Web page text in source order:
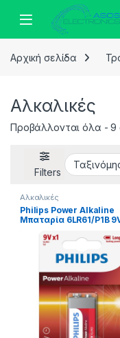
Skip to navigation
Skip to content
Αρχική σελίδα
Αλκαλικές
Προβάλλονται όλα -
Filters
Αλκαλικές
Philips Power Alkaline
Μπαταρία 6LR61/P1B